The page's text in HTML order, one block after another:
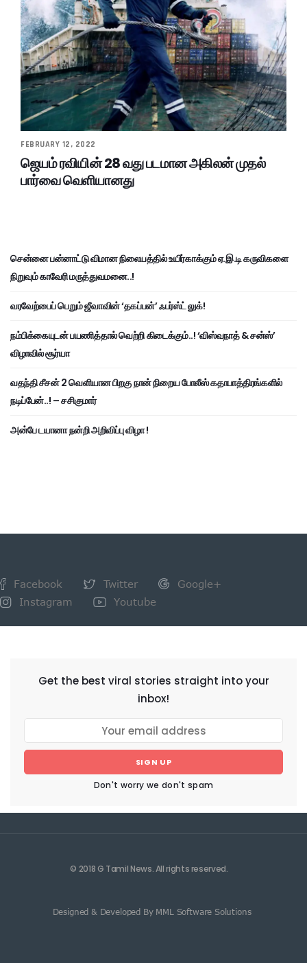
FEBRUARY 12, 2022
ஜெயம் ரவியின் 28 வது படமான அகிலன் முதல்
பார்வை வெளியானது
சென்னை பன்னாட்டு விமான நிலையத்தில் உயிர்காக்கும் ஏ.இ.டி கருவிகளை
நிறுவும் காவேரி மருத்துவமனை..!
வரவேற்பைப் பெறும் ஜீவாவின் ‘தகப்பன்’ ஃபர்ஸ்ட் லுக்!
நம்பிக்கையுடன் பயணித்தால் வெற்றி கிடைக்கும்..! ‘விஸ்வநாத் & சன்ஸ்’
விழாவில் சூர்யா
வதந்தி சீசன் 2 வெளியான பிறகு நான் நிறைய போலீஸ் கதாபாத்திரங்களில்
நடிப்பேன்..! – சசிகுமார்
அன்பே டயானா நன்றி அறிவிப்பு விழா !
Facebook Twitter
Google+
Instagram
Youtube
Get the best viral stories straight into your
inbox!
SIGN UP
Don't worry we don't spam
© 2018 G Tamil News. All rights reserved.
Designed & Developed By MML Software Solutions